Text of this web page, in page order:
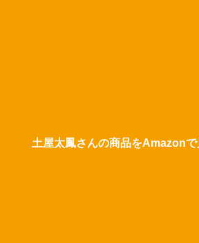
土屋太鳳さんの商品をAmazonで